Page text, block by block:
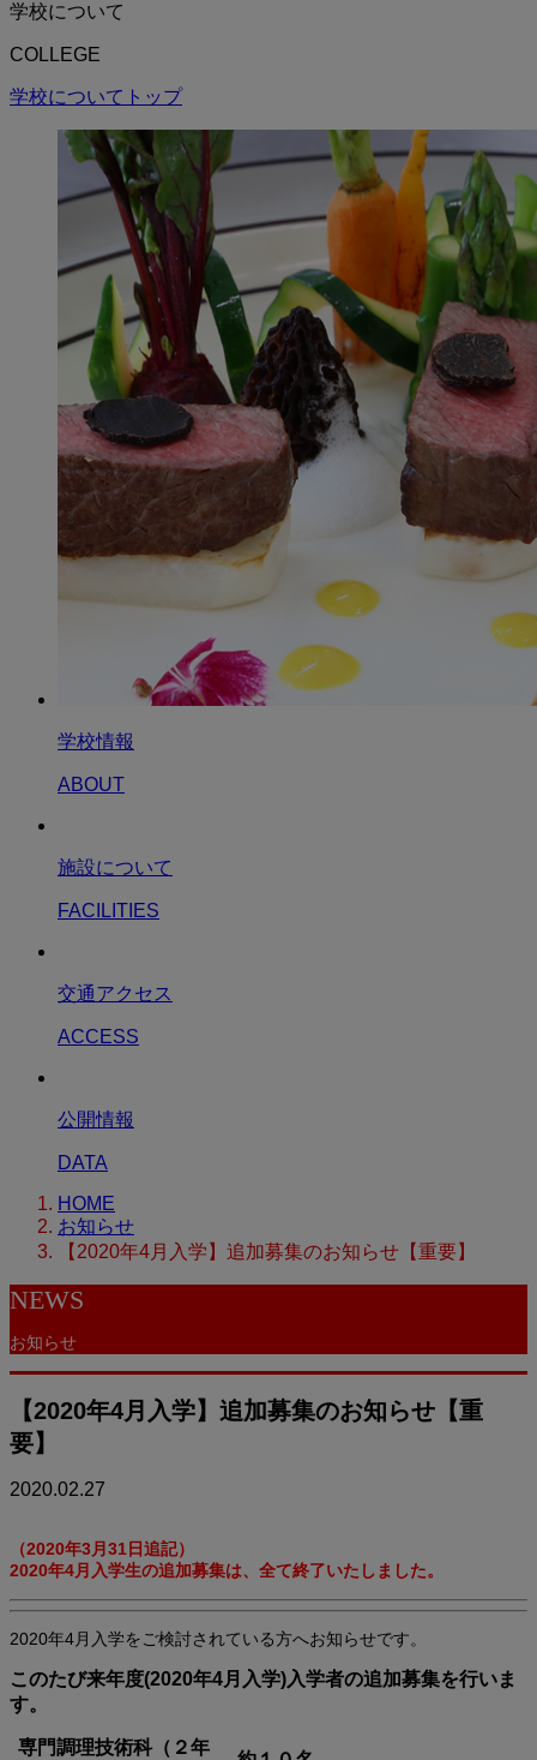
学校について
COLLEGE
学校についてトップ
学校情報
ABOUT
施設について
FACILITIES
交通アクセス
ACCESS
公開情報
DATA
HOME
お知らせ
【2020年4月入学】追加募集のお知らせ【重要】
NEWS
お知らせ
【2020年4月入学】追加募集のお知らせ【重
要】
2020.02.27
（2020年3月31日追記）
2020年4月入学生の追加募集は、全て終了いたしました。
2020年4月入学をご検討されている方へお知らせです。
このたび来年度(2020年4月入学)入学者の追加募集を行いま
す。
専門調理技術科（２年